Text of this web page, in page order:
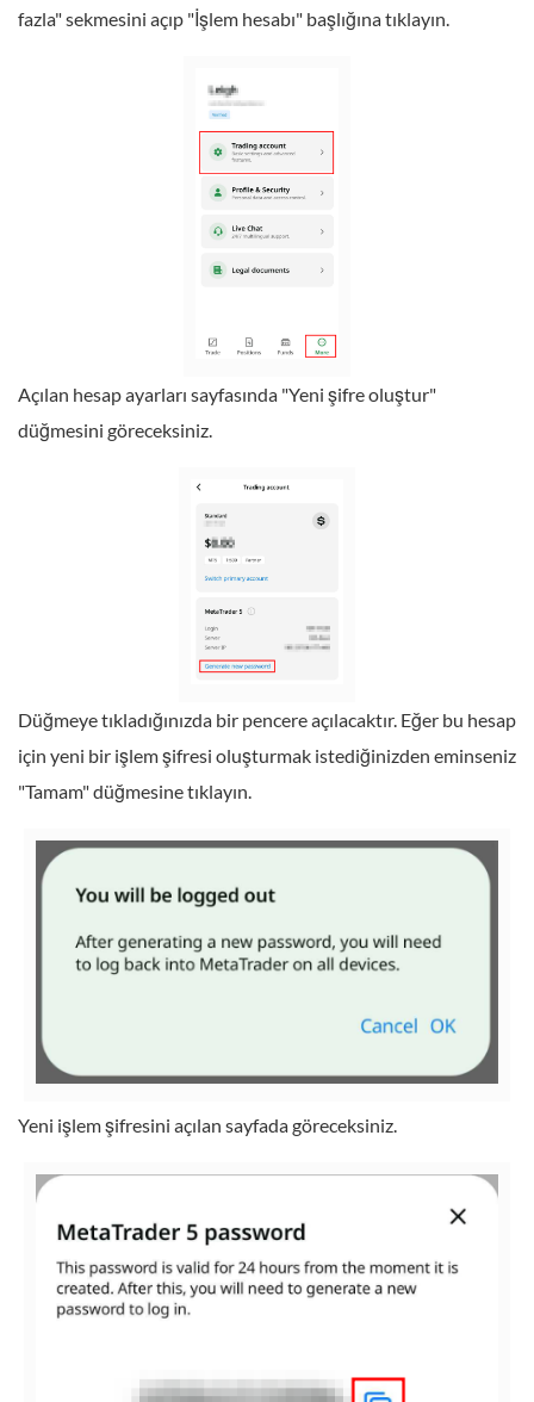
fazla" sekmesini açıp "İşlem hesabı" başlığına tıklayın.
Açılan hesap ayarları sayfasında "Yeni şifre oluştur"
düğmesini göreceksiniz.
Düğmeye tıkladığınızda bir pencere açılacaktır. Eğer bu hesap
için yeni bir işlem şifresi oluşturmak istediğinizden eminseniz
"Tamam" düğmesine tıklayın.
Yeni işlem şifresini açılan sayfada göreceksiniz.